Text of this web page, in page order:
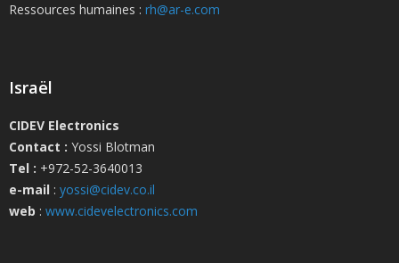
Ressources humaines : rh@ar-e.com
Israël
CIDEV Electronics
Contact : Yossi Blotman
Tel : +972-52-3640013
e-mail : yossi@cidev.co.il
web : www.cidevelectronics.com